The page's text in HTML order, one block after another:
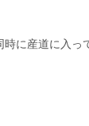
時に産道に入っ